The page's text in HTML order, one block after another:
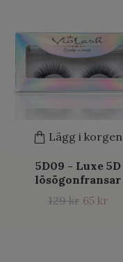
Lägg i korgen
5D09 - Luxe 5D
lösögonfransar
129 kr 65 kr